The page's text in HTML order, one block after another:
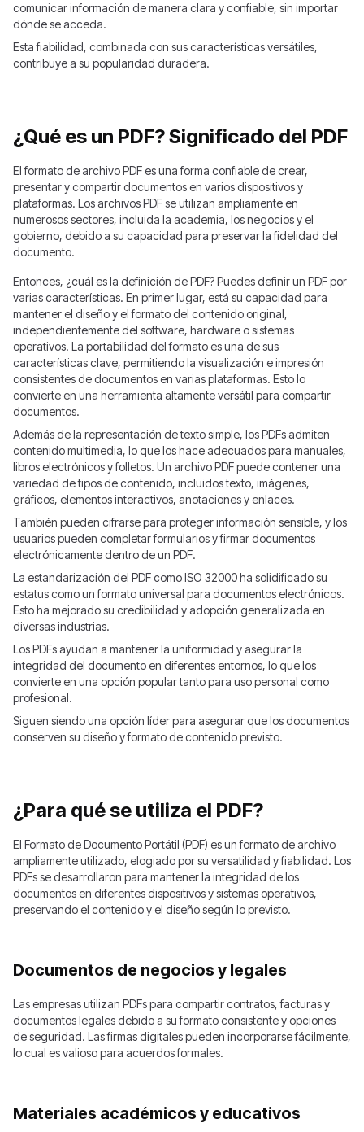
comunicar información de manera clara y confiable, sin importar
dónde se acceda.
Esta fiabilidad, combinada con sus características versátiles,
contribuye a su popularidad duradera.
¿Qué es un PDF? Significado del PDF
El formato de archivo PDF es una forma confiable de crear,
presentar y compartir documentos en varios dispositivos y
plataformas. Los archivos PDF se utilizan ampliamente en
numerosos sectores, incluida la academia, los negocios y el
gobierno, debido a su capacidad para preservar la fidelidad del
documento.
Entonces, ¿cuál es la definición de PDF? Puedes definir un PDF por
varias características. En primer lugar, está su capacidad para
mantener el diseño y el formato del contenido original,
independientemente del software, hardware o sistemas
operativos. La portabilidad del formato es una de sus
características clave, permitiendo la visualización e impresión
consistentes de documentos en varias plataformas. Esto lo
convierte en una herramienta altamente versátil para compartir
documentos.
Además de la representación de texto simple, los PDFs admiten
contenido multimedia, lo que los hace adecuados para manuales,
libros electrónicos y folletos. Un archivo PDF puede contener una
variedad de tipos de contenido, incluidos texto, imágenes,
gráficos, elementos interactivos, anotaciones y enlaces.
También pueden cifrarse para proteger información sensible, y los
usuarios pueden completar formularios y firmar documentos
electrónicamente dentro de un PDF.
La estandarización del PDF como ISO 32000 ha solidificado su
estatus como un formato universal para documentos electrónicos.
Esto ha mejorado su credibilidad y adopción generalizada en
diversas industrias.
Los PDFs ayudan a mantener la uniformidad y asegurar la
integridad del documento en diferentes entornos, lo que los
convierte en una opción popular tanto para uso personal como
profesional.
Siguen siendo una opción líder para asegurar que los documentos
conserven su diseño y formato de contenido previsto.
¿Para qué se utiliza el PDF?
El Formato de Documento Portátil (PDF) es un formato de archivo
ampliamente utilizado, elogiado por su versatilidad y fiabilidad. Los
PDFs se desarrollaron para mantener la integridad de los
documentos en diferentes dispositivos y sistemas operativos,
preservando el contenido y el diseño según lo previsto.
Documentos de negocios y legales
Las empresas utilizan PDFs para compartir contratos, facturas y
documentos legales debido a su formato consistente y opciones
de seguridad. Las firmas digitales pueden incorporarse fácilmente,
lo cual es valioso para acuerdos formales.
Materiales académicos y educativos